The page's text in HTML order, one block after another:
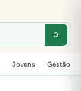
Jovens Gestão